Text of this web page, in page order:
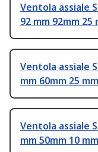
Ventola assiale
92 mm 92mm 25
Ventola assiale
mm 60mm 25 mm
Ventola assiale
mm 50mm 10 mm